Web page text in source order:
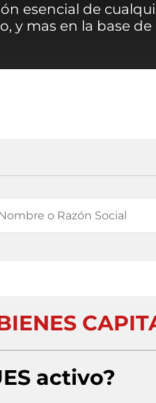
esencial de
y mas en la base
activo?